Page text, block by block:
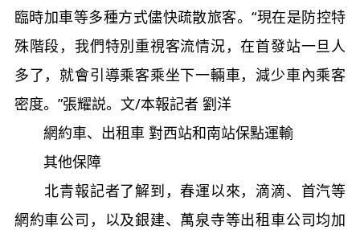
臨時加車等多種方式儘快疏散旅客。“現在是防控特
殊階段，我們特別重視客流情況，在首發站一旦人
多了，就會引導乘客乘坐下一輛車，減少車內乘客
密度。”張耀説。文/本報記者 劉洋
網約車、出租車 對西站和南站保點運輸
其他保障
北青報記者了解到，春運以來，滴滴、首汽等
網約車公司，以及銀建、萬泉寺等出租車公司均加